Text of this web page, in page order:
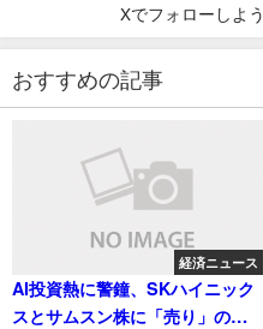
Xでフォローしよう
おすすめの記事
経済ニュース
AI投資熱に警鐘、SKハイニック
スとサムスン株に「売り」のア